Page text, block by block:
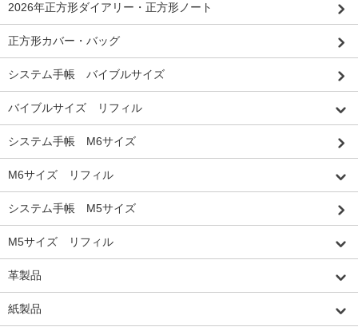
2026年正方形ダイアリー・正方形ノート
正方形カバー・バッグ
システム手帳 バイブルサイズ
バイブルサイズ リフィル
システム手帳 M6サイズ
M6サイズ リフィル
システム手帳 M5サイズ
M5サイズ リフィル
革製品
紙製品